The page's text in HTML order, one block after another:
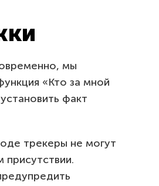
мы
«Кто за мной
факт
трекеры не могут